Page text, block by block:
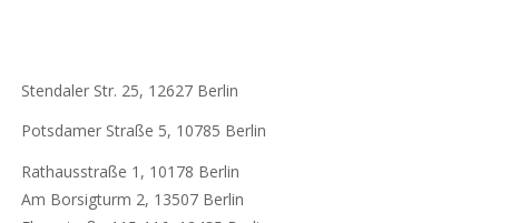
Stendaler Str. 25, 12627 Berlin
Potsdamer Straße 5, 10785 Berlin
Rathausstraße 1, 10178 Berlin
Am Borsigturm 2, 13507 Berlin